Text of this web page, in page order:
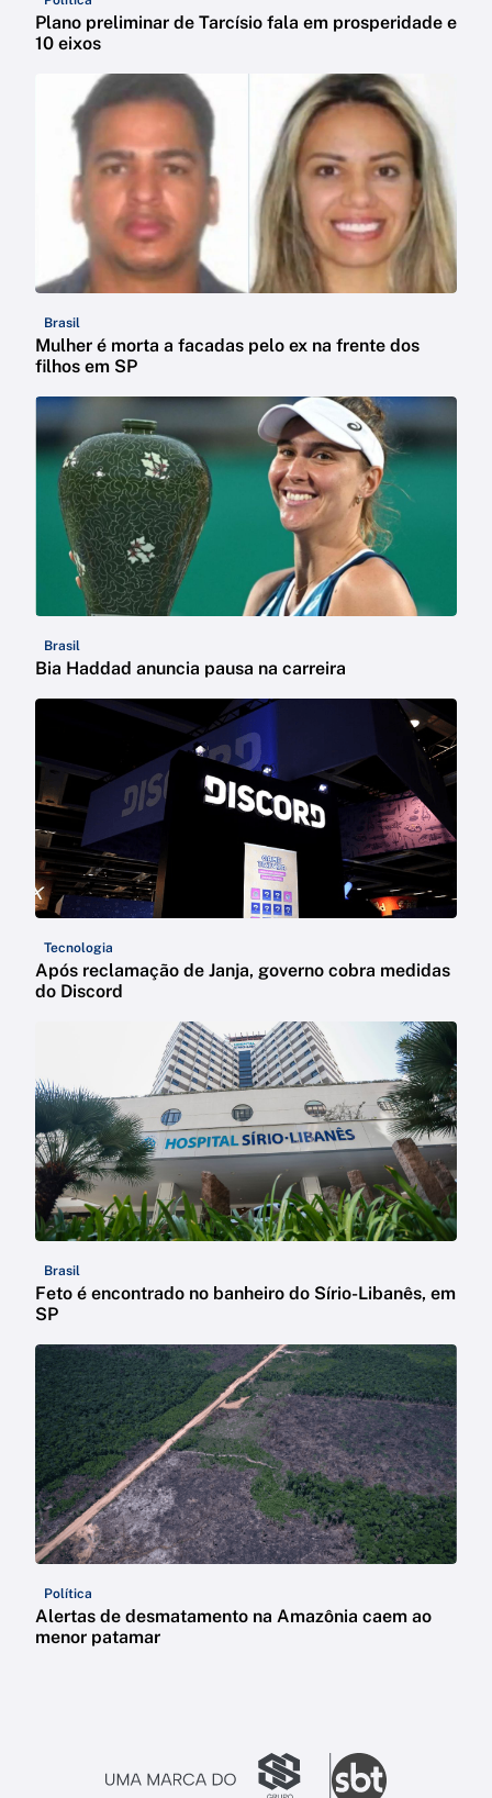
Plano preliminar de Tarcísio fala em prosperidade e
10 eixos
Brasil
Mulher é morta a facadas pelo ex na frente dos
filhos em SP
Brasil
Bia Haddad anuncia pausa na carreira
Tecnologia
Após reclamação de Janja, governo cobra medidas
do Discord
Brasil
Feto é encontrado no banheiro do Sírio-Libanês, em
SP
Política
Alertas de desmatamento na Amazônia caem ao
menor patamar